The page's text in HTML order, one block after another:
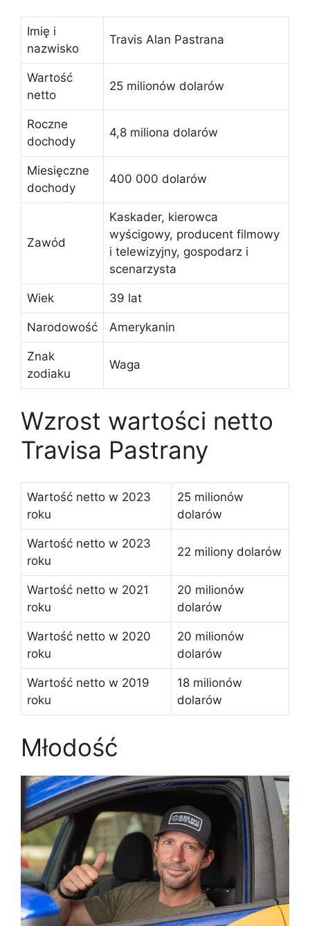
Imię i
nazwisko
Travis Alan Pastrana
Wartość
netto
25 milionów dolarów
Roczne
dochody
4,8 miliona dolarów
Miesięczne
dochody
400 000 dolarów
Zawód
Kaskader, kierowca
wyścigowy, producent filmowy
i telewizyjny, gospodarz i
scenarzysta
Wiek 39 lat
Narodowość Amerykanin
Znak
zodiaku
Waga
Wzrost wartości netto
Travisa Pastrany
Wartość netto w 2023
roku
25 milionów
dolarów
Wartość netto w 2023
roku
22 miliony dolarów
Wartość netto w 2021
roku
20 milionów
dolarów
Wartość netto w 2020
roku
20 milionów
dolarów
Wartość netto w 2019
roku
18 milionów
dolarów
Młodość